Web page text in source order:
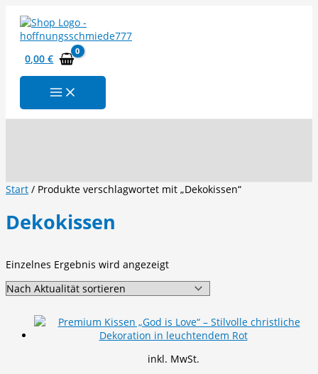
Inhalt
springen
0,00€
Start / Produkte verschlagwortet mit „Dekokissen“
Dekokissen
Einzelnes Ergebnis wird angezeigt
inkl. MwSt.